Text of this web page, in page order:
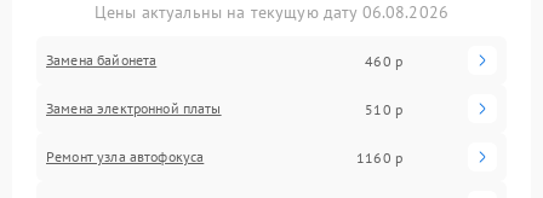
Цены актуальны на текущую дату 06.08.2026
Замена байонета 460 р
Замена электронной платы 510 р
Ремонт узла автофокуса 1160 р